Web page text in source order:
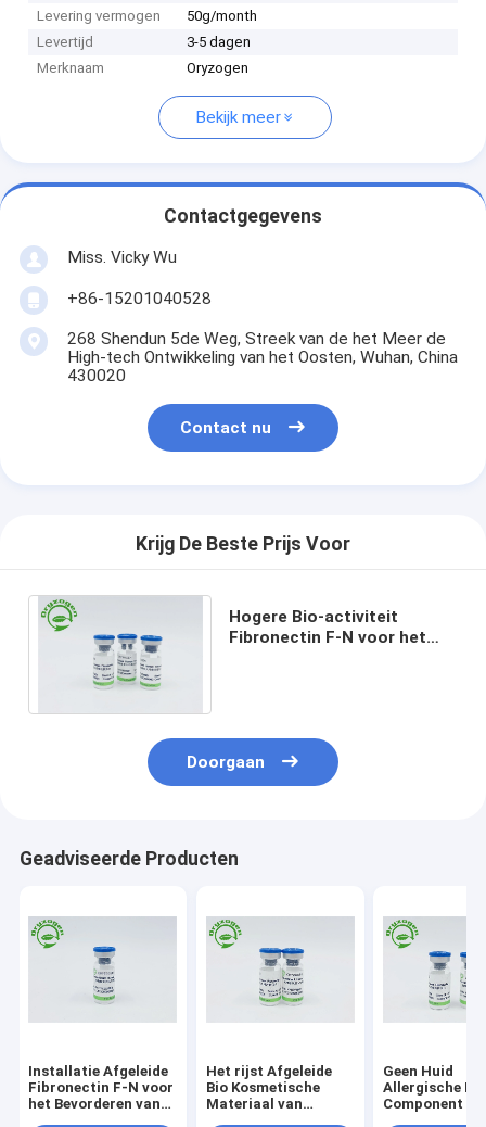
Levering vermogen
50g/month
Levertijd
3-5 dagen
Merknaam
Oryzogen
Bekijk meer
Contactgegevens
Miss. Vicky Wu
+86-15201040528
268 Shendun 5de Weg, Streek van de het Meer de
High-tech Ontwikkeling van het Oosten, Wuhan, China
430020
Contact nu
Krijg De Beste Prijs Voor
Hogere Bio-activiteit
Fibronectin F-N voor het
Doorgaan
Geadviseerde Producten
Installatie Afgeleide
Fibronectin F-N voor
het Bevorderen van
Het rijst Afgeleide
Bio Kosmetische
Materiaal van
Geen Huid
Allergische
Component